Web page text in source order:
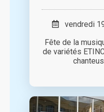
vendredi
Fête de la
de variétés